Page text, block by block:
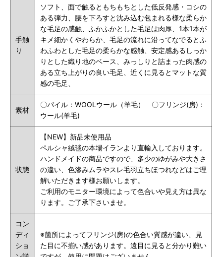
手触
り
ソフト、 面で触るともちもちとした低反発感・コシの
ある弾力、腰を下ろすと沈み込む包まれる様な柔らか
な毛足の感触、ふかふかとした毛足は肉厚、1本1本が
キメ細かくやわらか、毛足の流れに沿ってなでるとふ
わふわとした毛足の柔らかな感触、安定感ある しっか
りとした織り地のベース、みっしりと詰まった肉感の
ある立ち上がりの良い毛足、近くに見るとマットな質
感の毛足、
素材
〇パイル：WOOLウール（羊毛） 〇フリンジ(房)：
ウール(羊毛)
状態
【NEW】新品未使用品
ペルシャ絨毯の本場イランより直輸入しております。
ハンドメイドの商品ですので、多少のゆがみや大きさ
の違い、色滲みムラやスレ毛羽立ちほつれなどはご理
解いただきます様お願いします。
ご利用のモニター環境によって色合いや見え方は異な
ります。ご了承下さいませ。
コン
ディ
ショ
※箇所によってフリンジ(房)の色合い質感が違い、見
た目に不揃い感があります。遠目に見ると分かり難い